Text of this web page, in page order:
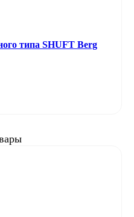
типа SHUFT Berg